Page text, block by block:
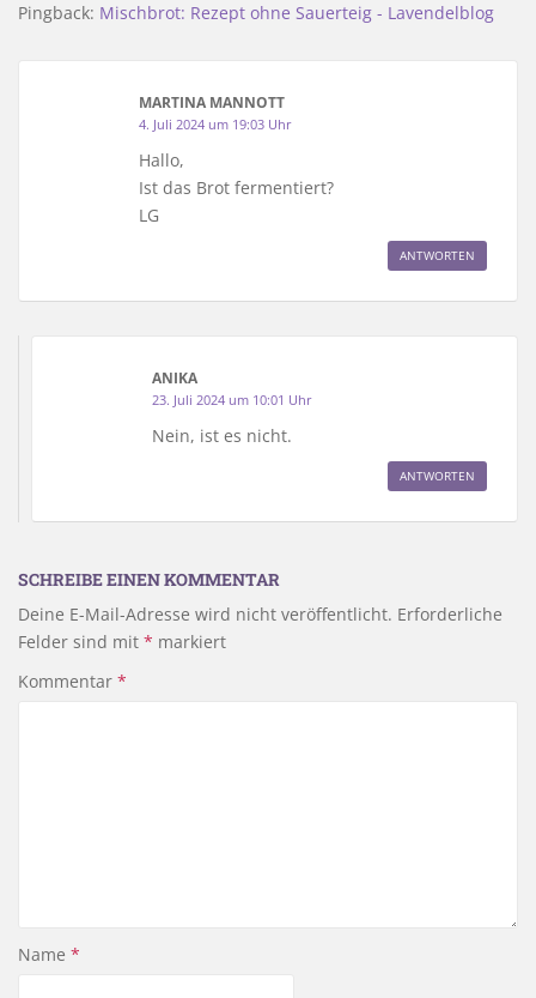
Pingback: Mischbrot: Rezept ohne Sauerteig - Lavendelblog
MARTINA MANNOTT
4. Juli 2024 um 19:03 Uhr
Hallo,
Ist das Brot fermentiert?
LG
ANTWORTEN
ANIKA
23. Juli 2024 um 10:01 Uhr
Nein, ist es nicht.
ANTWORTEN
SCHREIBE EINEN KOMMENTAR
Deine E-Mail-Adresse wird nicht veröffentlicht. Erforderliche
Felder sind mit * markiert
Kommentar *
Name *